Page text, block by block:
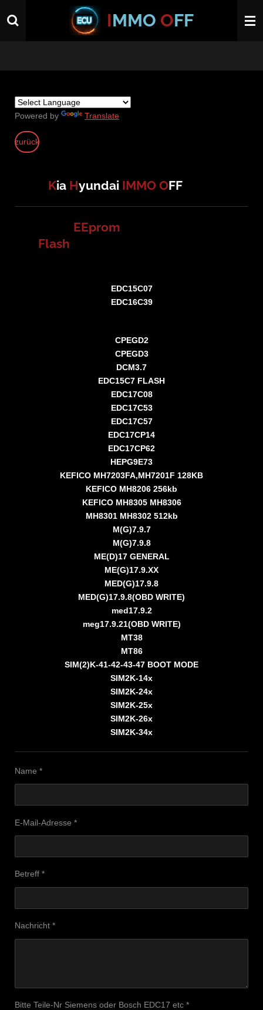
Hauptinhalt
IMMO OFF
Powered by Translate
zurück
Kia Hyundai IMMO OFF
EEprom
Flash
EDC15C07
EDC16C39
CPEGD2
CPEGD3
DCM3.7
EDC15C7 FLASH
EDC17C08
EDC17C53
EDC17C57
EDC17CP14
EDC17CP62
HEPG9E73
KEFICO MH7203FA,MH7201F 128KB
KEFICO MH8206 256kb
KEFICO MH8305 MH8306
MH8301 MH8302 512kb
M(G)7.9.7
M(G)7.9.8
ME(D)17 GENERAL
ME(G)17.9.XX
MED(G)17.9.8
MED(G)17.9.8(OBD WRITE)
med17.9.2
meg17.9.21(OBD WRITE)
MT38
MT86
SIM(2)K-41-42-43-47 BOOT MODE
SIM2K-14x
SIM2K-24x
SIM2K-25x
SIM2K-26x
SIM2K-34x
Name *
E-Mail-Adresse *
Betreff *
Nachricht *
Bitte Teile-Nr Siemens oder Bosch EDC17 etc *